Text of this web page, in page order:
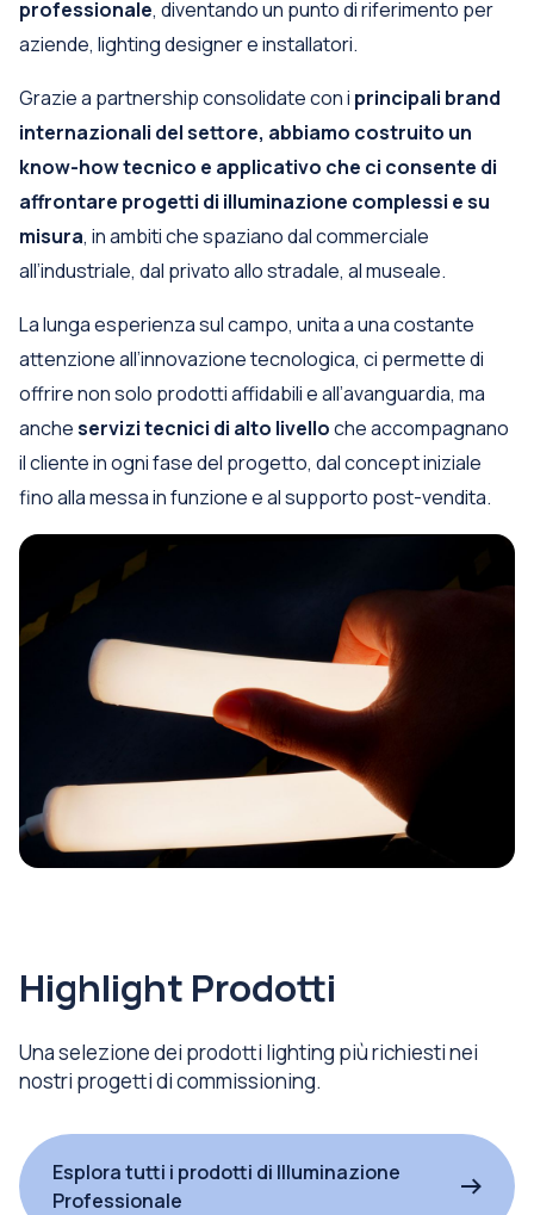
professionale, diventando un punto di riferimento per
aziende, lighting designer e installatori.
Grazie a partnership consolidate con i principali brand
internazionali del settore, abbiamo costruito un
know-how tecnico e applicativo che ci consente di
affrontare progetti di illuminazione complessi e su
misura, in ambiti che spaziano dal commerciale
all’industriale, dal privato allo stradale, al museale.
La lunga esperienza sul campo, unita a una costante
attenzione all’innovazione tecnologica, ci permette di
offrire non solo prodotti affidabili e all’avanguardia, ma
ancheservizi tecnici di alto livelloche accompagnano
il cliente in ogni fase del progetto, dal concept iniziale
fino alla messa in funzione e al supporto post-vendita.
Highlight Prodotti
Una selezione dei prodotti lighting più richiesti nei
nostri progetti di commissioning.
Esplora tutti i prodotti di Illuminazione
Professionale